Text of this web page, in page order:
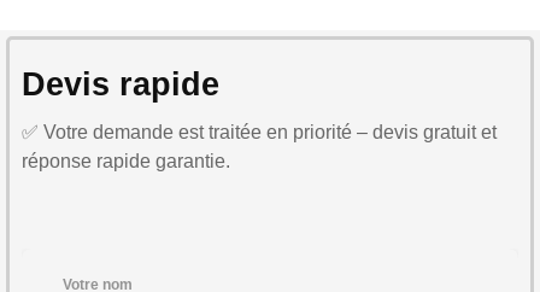
Devis rapide
✅ Votre demande est traitée en priorité – devis gratuit et
réponse rapide garantie.
Votre nom